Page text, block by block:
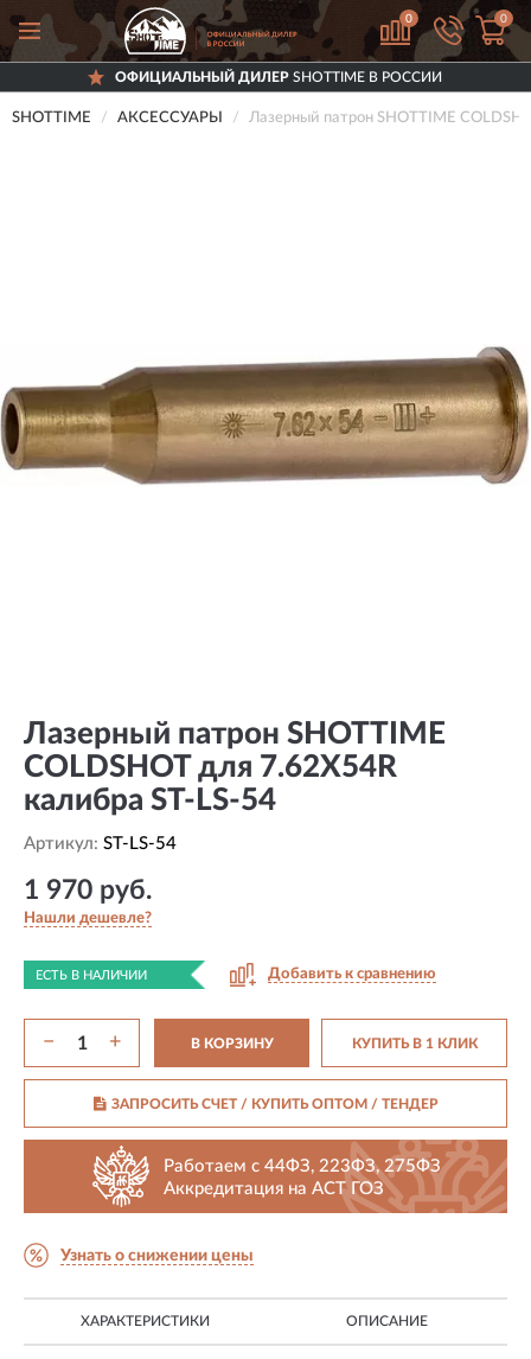
0 0
ОФИЦИАЛЬНЫЙ ДИЛЕРSHOTTIME В РОССИИ
SHOTTIME АКСЕССУАРЫ Лазерный патрон SHOTTIME
Лазерный патрон SHOTTIME
COLDSHOT для 7.62X54R
калибра ST-LS-54
Артикул: ST-LS-54
1 970 руб.
Нашли дешевле?
ЕСТЬ В НАЛИЧИИ Добавить к сравнению
− + В КОРЗИНУ КУПИТЬ В 1 КЛИК
ЗАПРОСИТЬ СЧЕТ / КУПИТЬ ОПТОМ/ ТЕНДЕР
Работаем с 44ФЗ, 223ФЗ, 275ФЗ
Аккредитация на АСТ ГОЗ
Узнать о снижении цены
ХАРАКТЕРИСТИКИ ОПИСАНИЕ